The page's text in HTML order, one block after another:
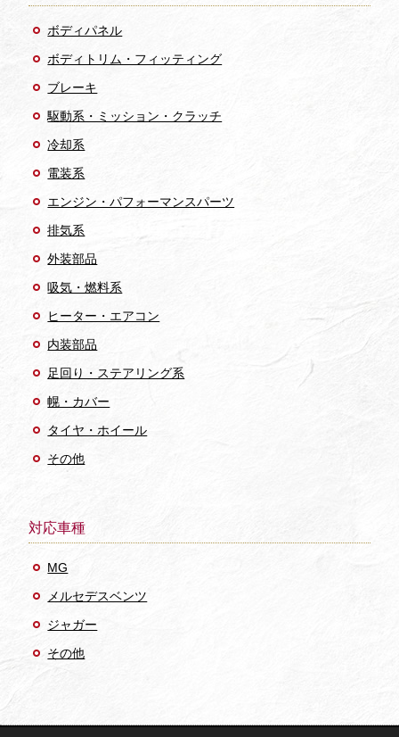
ボディパネル
ボディトリム・フィッティング
ブレーキ
駆動系・ミッション・クラッチ
冷却系
電装系
エンジン・パフォーマンスパーツ
排気系
外装部品
吸気・燃料系
ヒーター・エアコン
内装部品
足回り・ステアリング系
幌・カバー
タイヤ・ホイール
その他
対応車種
MG
メルセデスベンツ
ジャガー
その他